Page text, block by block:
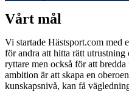
Vårt mål
Vi startade Hästsport.com med
för andra att hitta rätt utrustning
ryttare men också för att
ambition är att skapa en
kunskapsnivå, kan få